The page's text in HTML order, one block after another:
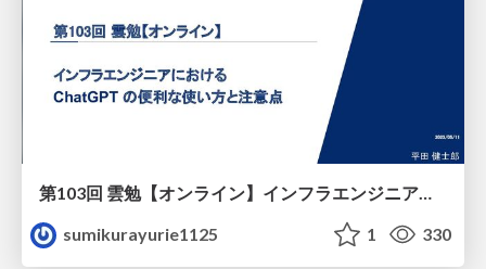
第103回 雲勉【オンライン】インフラエンジニアにおける ChatGPT の便利な使い方と注意点
sumikurayurie1125
1 330